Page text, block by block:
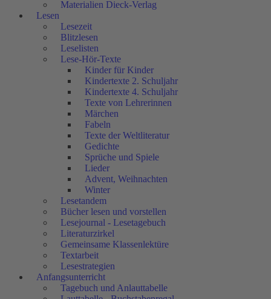
Materialien Dieck-Verlag
Lesen
Lesezeit
Blitzlesen
Leselisten
Lese-Hör-Texte
Kinder für Kinder
Kindertexte 2. Schuljahr
Kindertexte 4. Schuljahr
Texte von Lehrerinnen
Märchen
Fabeln
Texte der Weltliteratur
Gedichte
Sprüche und Spiele
Lieder
Advent, Weihnachten
Winter
Lesetandem
Bücher lesen und vorstellen
Lesejournal - Lesetagebuch
Literaturzirkel
Gemeinsame Klassenlektüre
Textarbeit
Lesestrategien
Anfangsunterricht
Tagebuch und Anlauttabelle